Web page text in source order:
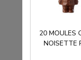
20 MOULES
NOISETTE
10